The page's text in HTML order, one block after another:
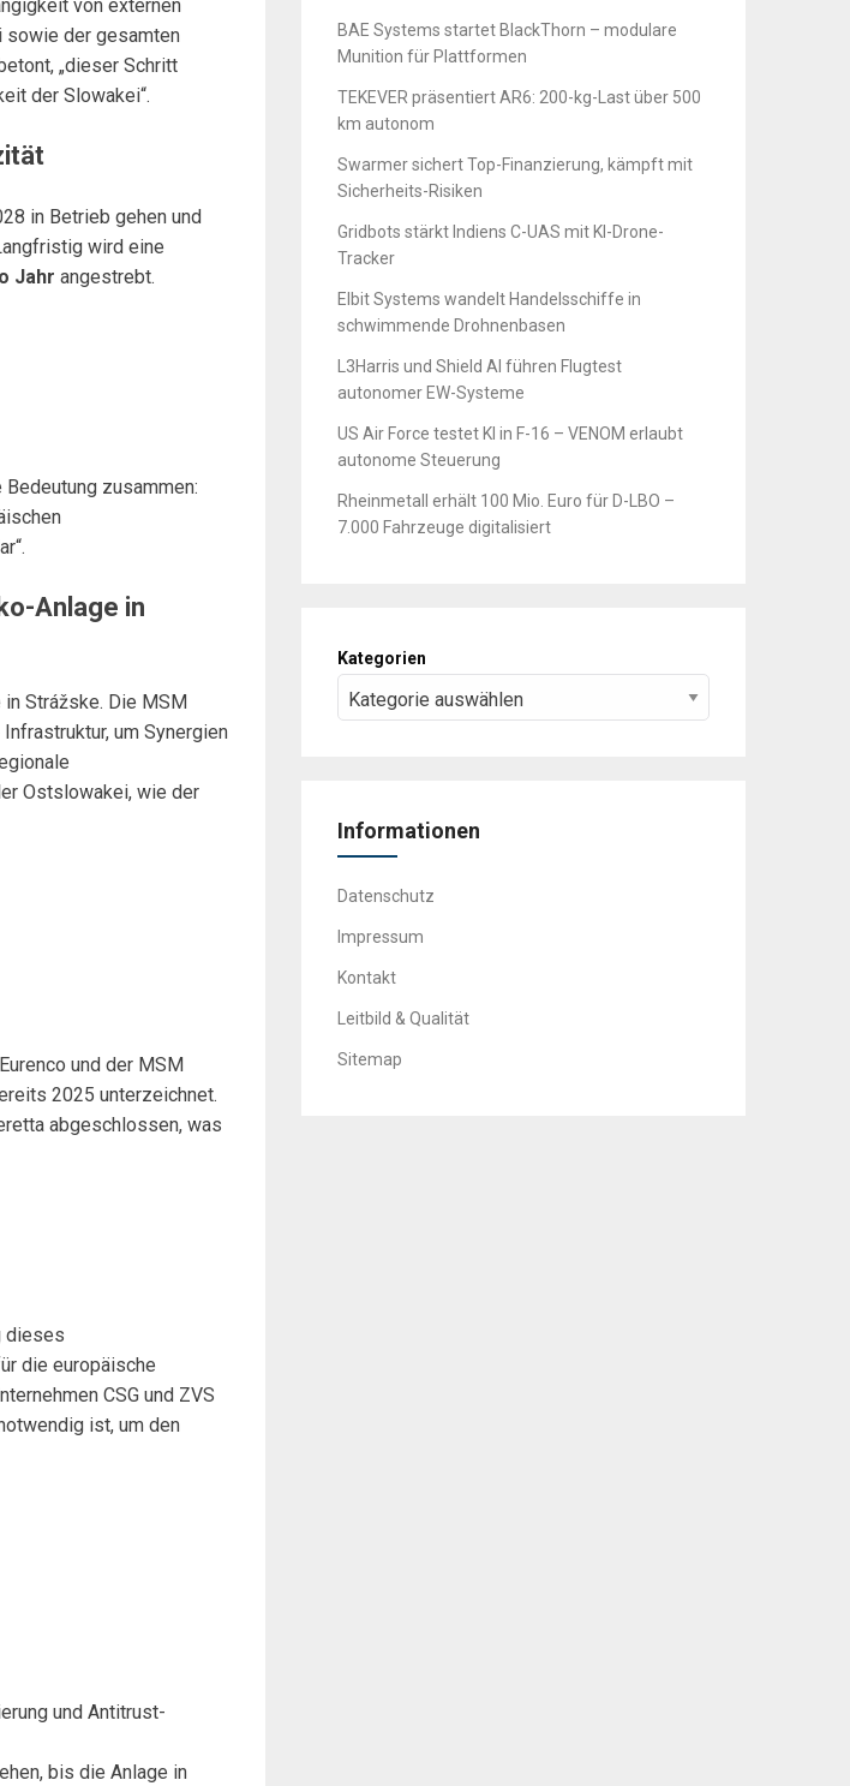
von externen
sowie der gesamten
„dieser Schritt
der Slowakei“.
in Betrieb gehen und
wird eine
Jahr angestrebt.
zusammen:
Anlage in
in Strážske. Die MSM
um Synergien
Ostslowakei, wie der
und der MSM
2025 unterzeichnet.
abgeschlossen, was
dieses
die europäische
CSG und ZVS
ist, um den
und Antitrust-
bis die Anlage in
BAE Systems startet BlackThorn – modulare
Munition für Plattformen
TEKEVER präsentiert AR6: 200-kg-Last über 500
km autonom
Swarmer sichert Top-Finanzierung, kämpft mit
Sicherheits-Risiken
Gridbots stärkt Indiens C-UAS mit KI-Drone-
Tracker
Elbit Systems wandelt Handelsschiffe in
schwimmende Drohnenbasen
L3Harris und Shield AI führen Flugtest
autonomer EW-Systeme
US Air Force testet KI in F-16 – VENOM erlaubt
autonome Steuerung
Rheinmetall erhält 100 Mio. Euro für D-LBO –
7.000 Fahrzeuge digitalisiert
Kategorien
Informationen
Datenschutz
Impressum
Kontakt
Leitbild & Qualität
Sitemap